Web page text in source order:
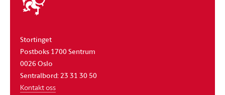
stortinget
Stortinget
Postboks 1700 Sentrum
0026 Oslo
Sentralbord: 23 31 30 50
Kontakt oss